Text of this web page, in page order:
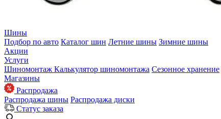
Шины
Подбор по авто Каталог шин Летние шины Зимние шины
Акции
Услуги
Шиномонтаж Калькулятор шиномонтажа Сезонное хранение
Магазины
Распродажа
Распродажа шины Распродажа диски
Статус заказа